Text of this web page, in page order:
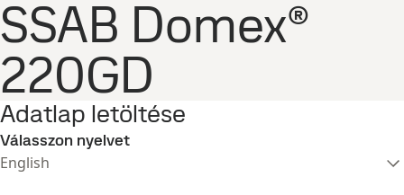
SSAB Domex®
220GD
Adatlap letöltése
Válasszon nyelvet
English